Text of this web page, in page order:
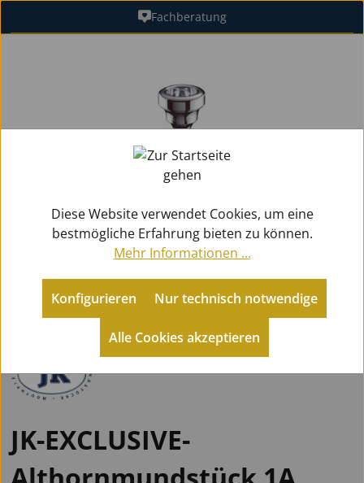
Zum Hauptinhalt springenFachberatung
Mundstücke Blech für Eb-Althörner
JK-EXCLUSIVE-
Diese Website verwendet Cookies, um eine
bestmögliche Erfahrung bieten zu können.
Mehr Informationen ...
Konfigurieren
Alle Cookies akzeptieren
Nur technisch notwendige